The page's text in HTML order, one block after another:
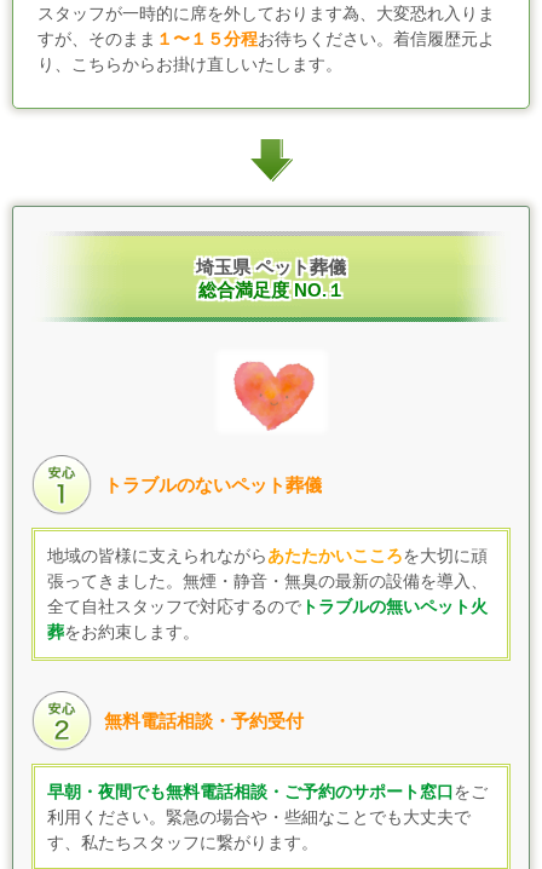
スタッフが一時的に席を外しております為、大変恐れ入りま
すが、そのまま １〜１５分程お待ちください。着信履歴元よ
り、こちらからお掛け直しいたします。
埼玉県 ペット葬儀
総合満足度 NO.１
トラブルのないペット葬儀
地域の皆様に支えられながら あたたかいこころを大切に頑
張ってきました。無煙・静音・無臭の最新の設備を導入、
全て自社スタッフで対応するので トラブルの無いペット火
葬をお約束します。
無料電話相談・予約受付
早朝・夜間でも無料電話相談・ご予約のサポート窓口 をご
利用ください。緊急の場合や・些細なことでも大丈夫で
す、私たちスタッフに繋がります。